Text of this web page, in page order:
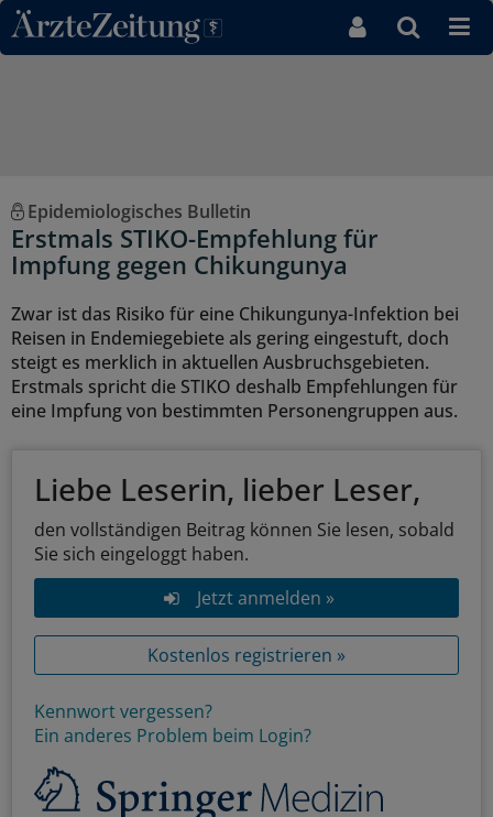
Direkt zum Inhaltsbereich
Epidemiologisches Bulletin
Erstmals STIKO-Empfehlung für
Impfung gegen Chikungunya
Zwar ist das Risiko für eine Chikungunya-Infektion bei
Reisen in Endemiegebiete als gering eingestuft, doch
steigt es merklich in aktuellen Ausbruchsgebieten.
Erstmals spricht die STIKO deshalb Empfehlungen für
eine Impfung von bestimmten Personengruppen aus.
Liebe Leserin, lieber Leser,
den vollständigen Beitrag können Sie lesen, sobald
Sie sich eingeloggt haben.
Jetzt anmelden »
Kostenlos registrieren »
Kennwort vergessen?
Ein anderes Problem beim Login?